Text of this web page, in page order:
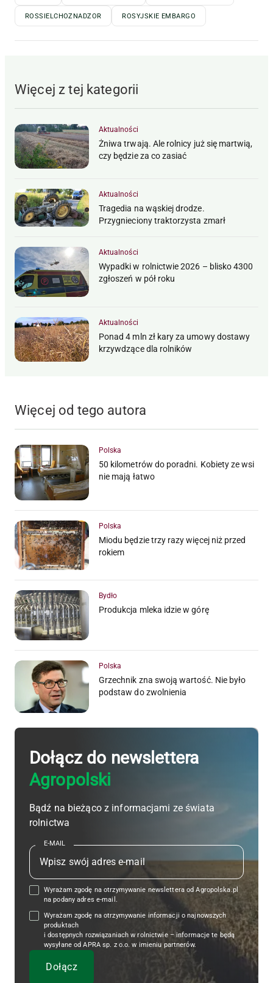
ROSSIELCHOZNADZOR ROSYJSKIE EMBARGO
Więcej z tej kategorii
Aktualności
Żniwa trwają. Ale rolnicy już się martwią,
czy będzie za co zasiać
Aktualności
Tragedia na wąskiej drodze.
Przygnieciony traktorzysta zmarł
Aktualności
Wypadki w rolnictwie 2026 – blisko 4300
zgłoszeń w pół roku
Aktualności
Ponad 4 mln zł kary za umowy dostawy
krzywdzące dla rolników
Więcej od tego autora
Polska
50 kilometrów do poradni. Kobiety ze wsi
nie mają łatwo
Polska
Miodu będzie trzy razy więcej niż przed
rokiem
Bydło
Produkcja mleka idzie w górę
Polska
Grzechnik zna swoją wartość. Nie było
podstaw do zwolnienia
Dołącz do newslettera
Agropolski
Bądź na bieżąco z informacjami ze świata
rolnictwa
E-MAIL
Wyrażam zgodę na otrzymywanie newslettera od Agropolska.pl
na podany adres e-mail.
Wyrażam zgodę na otrzymywanie informacji o najnowszych
produktach
i dostępnych rozwiązaniach w rolnictwie – informacje te będą
wysyłane od APRA sp. z o.o. w imieniu partnerów.